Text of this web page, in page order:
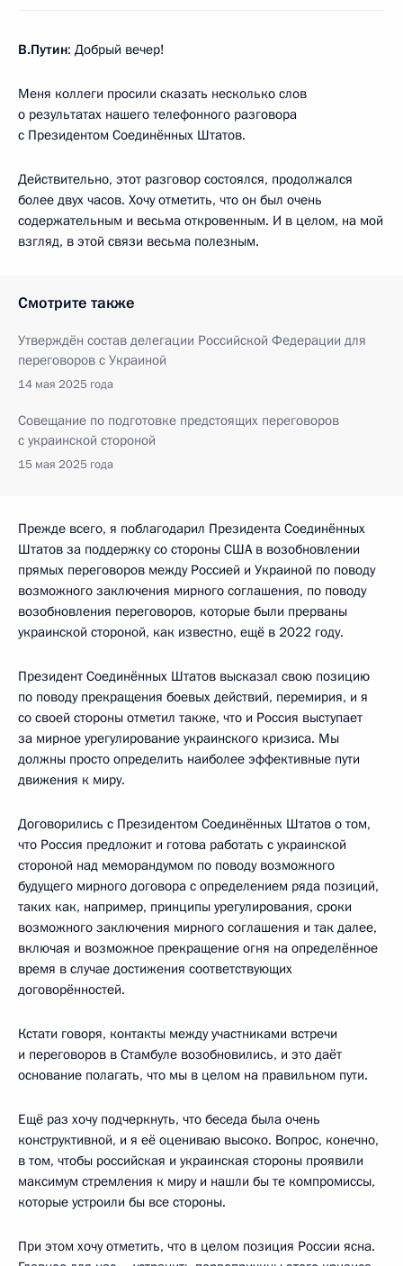
В.Путин: Добрый вечер!
Меня коллеги просили сказать несколько слов
о результатах нашего телефонного разговора
с Президентом Соединённых Штатов.
Действительно, этот разговор состоялся, продолжался
более двух часов. Хочу отметить, что он был очень
содержательным и весьма откровенным. И в целом, на мой
взгляд, в этой связи весьма полезным.
Смотрите также
Утверждён состав делегации Российской Федерации для
переговоров с Украиной
14 мая 2025 года
Совещание по подготовке предстоящих переговоров
с украинской стороной
15 мая 2025 года
Прежде всего, я поблагодарил Президента Соединённых
Штатов за поддержку со стороны США в возобновлении
прямых переговоров между Россией и Украиной по поводу
возможного заключения мирного соглашения, по поводу
возобновления переговоров, которые были прерваны
украинской стороной, как известно, ещё в 2022 году.
Президент Соединённых Штатов высказал свою позицию
по поводу прекращения боевых действий, перемирия, и я
со своей стороны отметил также, что и Россия выступает
за мирное урегулирование украинского кризиса. Мы
должны просто определить наиболее эффективные пути
движения к миру.
Договорились с Президентом Соединённых Штатов о том,
что Россия предложит и готова работать с украинской
стороной над меморандумом по поводу возможного
будущего мирного договора с определением ряда позиций,
таких как, например, принципы урегулирования, сроки
возможного заключения мирного соглашения и так далее,
включая и возможное прекращение огня на определённое
время в случае достижения соответствующих
договорённостей.
Кстати говоря, контакты между участниками встречи
и переговоров в Стамбуле возобновились, и это даёт
основание полагать, что мы в целом на правильном пути.
Ещё раз хочу подчеркнуть, что беседа была очень
конструктивной, и я её оцениваю высоко. Вопрос, конечно,
в том, чтобы российская и украинская стороны проявили
максимум стремления к миру и нашли бы те компромиссы,
которые устроили бы все стороны.
При этом хочу отметить, что в целом позиция России ясна.